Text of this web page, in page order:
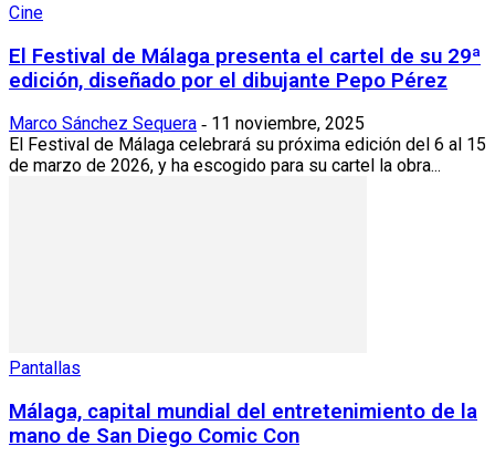
Cine
El Festival de Málaga presenta el cartel de su 29ª
edición, diseñado por el dibujante Pepo Pérez
Marco Sánchez Sequera - 11 noviembre, 2025
El Festival de Málaga celebrará su próxima edición del 6 al 15
de marzo de 2026, y ha escogido para su cartel la obra...
Pantallas
Málaga, capital mundial del entretenimiento de la
mano de San Diego Comic Con